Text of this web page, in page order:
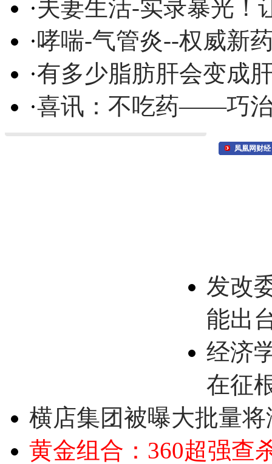
·夫妻生活-实录暴光！
·哮喘-气管炎--权威新
·有多少脂肪肝会变成
·喜讯：不吃药——巧
凤凰网财经
发改
能出
经济
在征
横店集团被曝大批量
黄金组合：360超强查